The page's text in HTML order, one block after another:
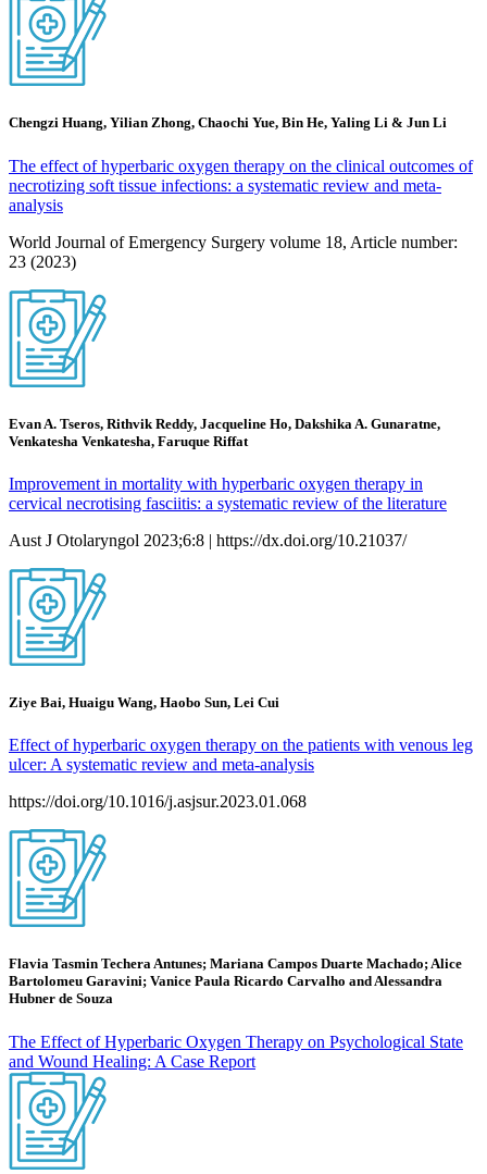
Chengzi Huang, Yilian Zhong, Chaochi Yue, Bin He, Yaling Li & Jun Li
The effect of hyperbaric oxygen therapy on the clinical outcomes of
necrotizing soft tissue infections: a systematic review and meta-
analysis
World Journal of Emergency Surgery volume 18, Article number:
23 (2023)
Evan A. Tseros, Rithvik Reddy, Jacqueline Ho, Dakshika A. Gunaratne,
Venkatesha Venkatesha, Faruque Riffat
Improvement in mortality with hyperbaric oxygen therapy in
cervical necrotising fasciitis: a systematic review of the literature
Aust J Otolaryngol 2023;6:8 | https://dx.doi.org/10.21037/
Ziye Bai, Huaigu Wang, Haobo Sun, Lei Cui
Effect of hyperbaric oxygen therapy on the patients with venous leg
ulcer: A systematic review and meta-analysis
https://doi.org/10.1016/j.asjsur.2023.01.068
Flavia Tasmin Techera Antunes; Mariana Campos Duarte Machado; Alice
Bartolomeu Garavini; Vanice Paula Ricardo Carvalho and Alessandra
Hubner de Souza
The Effect of Hyperbaric Oxygen Therapy on Psychological State
and Wound Healing: A Case Report